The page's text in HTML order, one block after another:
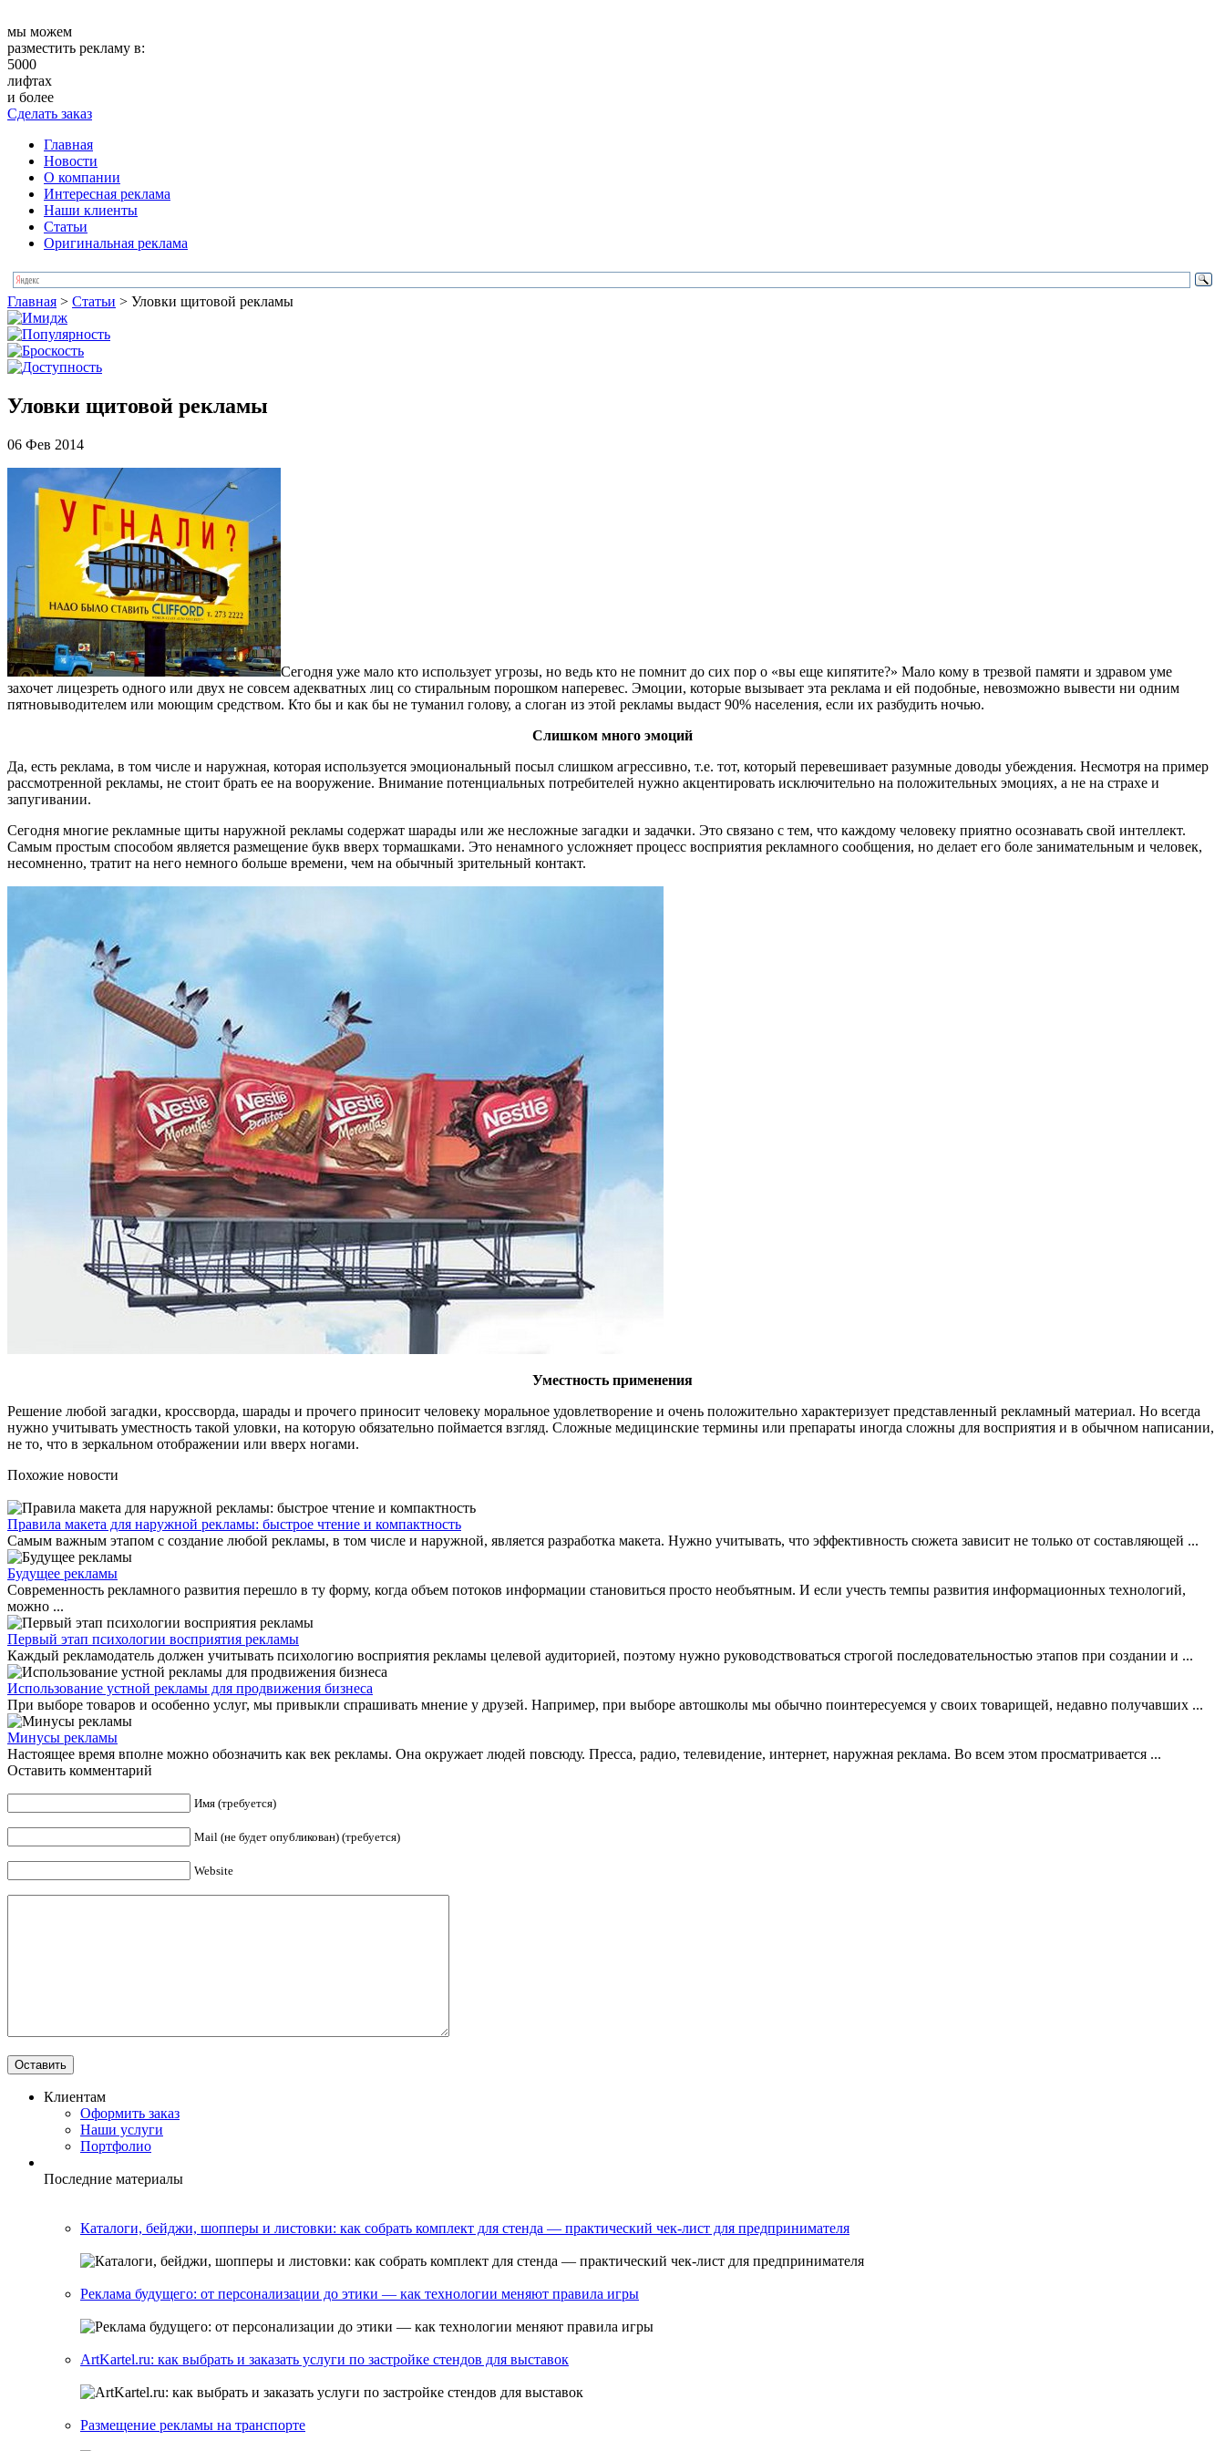
мы можем
разместить рекламу в:
5000
лифтах
и более
Сделать заказ
Главная
Новости
О компании
Интересная реклама
Наши клиенты
Статьи
Оригинальная реклама
Главная > Статьи > Уловки щитовой рекламы
Уловки щитовой рекламы
06 Фев 2014
Сегодня уже мало кто использует угрозы, но ведь кто не помнит до сих пор о «вы еще кипятите?» Мало кому в трезвой памяти и здравом уме
захочет лицезреть одного или двух не совсем адекватных лиц со стиральным порошком наперевес. Эмоции, которые вызывает эта реклама и ей подобные, невозможно вывести ни одним
пятновыводителем или моющим средством. Кто бы и как бы не туманил голову, а слоган из этой рекламы выдаст 90% населения, если их разбудить ночью.
Слишком много эмоций
Да, есть реклама, в том числе и наружная, которая используется эмоциональный посыл слишком агрессивно, т.е. тот, который перевешивает разумные доводы убеждения. Несмотря на пример
рассмотренной рекламы, не стоит брать ее на вооружение. Внимание потенциальных потребителей нужно акцентировать исключительно на положительных эмоциях, а не на страхе и
запугивании.
Сегодня многие рекламные щиты наружной рекламы содержат шарады или же несложные загадки и задачки. Это связано с тем, что каждому человеку приятно осознавать свой интеллект.
Самым простым способом является размещение букв вверх тормашками. Это ненамного усложняет процесс восприятия рекламного сообщения, но делает его боле занимательным и человек,
несомненно, тратит на него немного больше времени, чем на обычный зрительный контакт.
Уместность применения
Решение любой загадки, кроссворда, шарады и прочего приносит человеку моральное удовлетворение и очень положительно характеризует представленный рекламный материал. Но всегда
нужно учитывать уместность такой уловки, на которую обязательно поймается взгляд. Сложные медицинские термины или препараты иногда сложны для восприятия и в обычном написании,
не то, что в зеркальном отображении или вверх ногами.
Похожие новости
Правила макета для наружной рекламы: быстрое чтение и компактность
Самым важным этапом с создание любой рекламы, в том числе и наружной, является разработка макета. Нужно учитывать, что эффективность сюжета зависит не только от составляющей ...
Будущее рекламы
Современность рекламного развития перешло в ту форму, когда объем потоков информации становиться просто необъятным. И если учесть темпы развития информационных технологий,
можно ...
Первый этап психологии восприятия рекламы
Каждый рекламодатель должен учитывать психологию восприятия рекламы целевой аудиторией, поэтому нужно руководствоваться строгой последовательностью этапов при создании и ...
Использование устной рекламы для продвижения бизнеса
При выборе товаров и особенно услуг, мы привыкли спрашивать мнение у друзей. Например, при выборе автошколы мы обычно поинтересуемся у своих товарищей, недавно получавших ...
Минусы рекламы
Настоящее время вполне можно обозначить как век рекламы. Она окружает людей повсюду. Пресса, радио, телевидение, интернет, наружная реклама. Во всем этом просматривается ...
Оставить комментарий
Имя (требуется)
Mail (не будет опубликован) (требуется)
Website
Клиентам
Оформить заказ
Наши услуги
Портфолио
Последние материалы
Каталоги, бейджи, шопперы и листовки: как собрать комплект для стенда — практический чек-лист для предпринимателя
Реклама будущего: от персонализации до этики — как технологии меняют правила игры
ArtKartel.ru: как выбрать и заказать услуги по застройке стендов для выставок
Размещение рекламы на транспорте